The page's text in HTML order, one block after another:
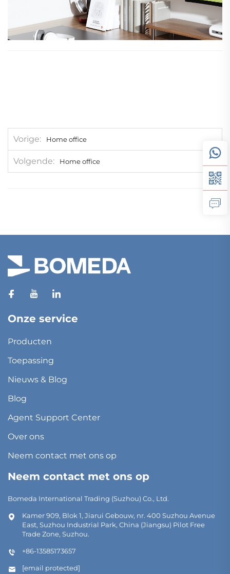
Vorige Home office
Volgende Home office
Onze service
Producten
Toepassing
Nieuws & Blog
Blog
Agent Support Center
Over ons
Neem contact met ons op
Neem contact met ons op
Bomeda International Trading (Suzhou) Co., Ltd.
Kamer 909, Blok 1, Jiarui Gebouw, nr. 400 Suzhou Avenue
East, Suzhou Industrial Park, China (Jiangsu) Pilot Free
Trade Zone, Suzhou.
+86-13585173657
[email protected]